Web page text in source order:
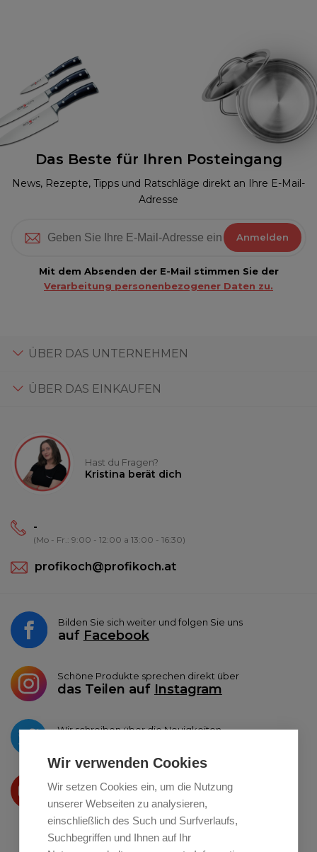
Wir verwenden Cookies
Wir setzen Cookies ein, um die Nutzung
unserer Webseiten zu analysieren,
einschließlich des Such und Surfverlaufs,
Suchbegriffen und Ihnen auf Ihr
Das Beste für Ihren Posteingang
News, Rezepte, Tipps und Ratschläge direkt an Ihre E-Mail-
Adresse
Anmelden
Mit dem Absenden der E-Mail stimmen Sie der
Verarbeitung personenbezogener Daten zu.
ÜBER DAS UNTERNEHMEN
ÜBER DAS EINKAUFEN
Hast du Fragen?
Kristina berät dich
-
(Mo - Fr.: 9:00 - 12:00 a 13:00 - 16:30)
profikoch@profikoch.at
Bilden Sie sich weiter und folgen Sie uns
auf Facebook
Schöne Produkte sprechen direkt über
das Teilen auf Instagram
Wir schreiben über die Neuigkeiten
Wir präsentieren Ihre produkte
Youtube